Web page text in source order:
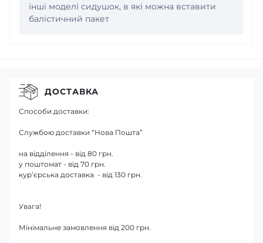
інші моделі сидушок, в які можна вставити
балістичний пакет
ДОСТАВКА
Способи доставки:
Службою доставки “Нова Пошта”
на відділення - від 80 грн.
у поштомат - від 70 грн.
кур’єрська доставка - від 130 грн.
Увага!
Мінімальне замовлення від 200 грн.